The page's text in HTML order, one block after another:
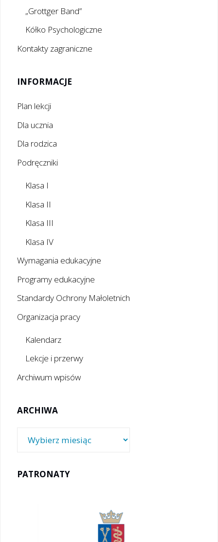
„Grottger Band”
Kółko Psychologiczne
Kontakty zagraniczne
INFORMACJE
Plan lekcji
Dla ucznia
Dla rodzica
Podręczniki
Klasa I
Klasa II
Klasa III
Klasa IV
Wymagania edukacyjne
Programy edukacyjne
Standardy Ochrony Małoletnich
Organizacja pracy
Kalendarz
Lekcje i przerwy
Archiwum wpisów
ARCHIWA
PATRONATY